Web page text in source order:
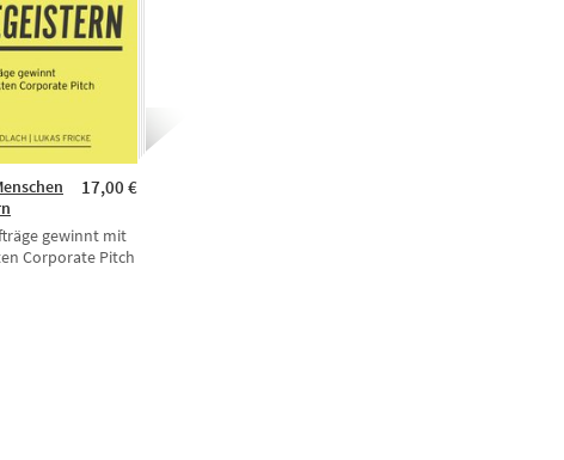
17,00 €
gewinnt mit
Corporate Pitch